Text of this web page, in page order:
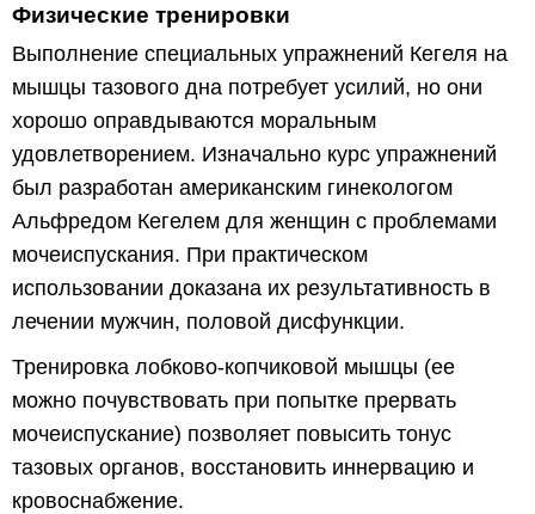
Физические тренировки
Выполнение специальных упражнений Кегеля на
мышцы тазового дна потребует усилий, но они
хорошо оправдываются моральным
удовлетворением. Изначально курс упражнений
был разработан американским гинекологом
Альфредом Кегелем для женщин с проблемами
мочеиспускания. При практическом
использовании доказана их результативность в
лечении мужчин, половой дисфункции.
Тренировка лобково-копчиковой мышцы (ее
можно почувствовать при попытке прервать
мочеиспускание) позволяет повысить тонус
тазовых органов, восстановить иннервацию и
кровоснабжение.